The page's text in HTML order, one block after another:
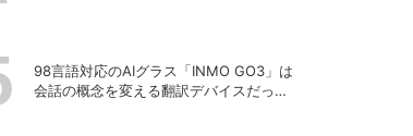
98言語対応のAIグラス「INMO GO3」は
会話の概念を変える翻訳デバイスだっ